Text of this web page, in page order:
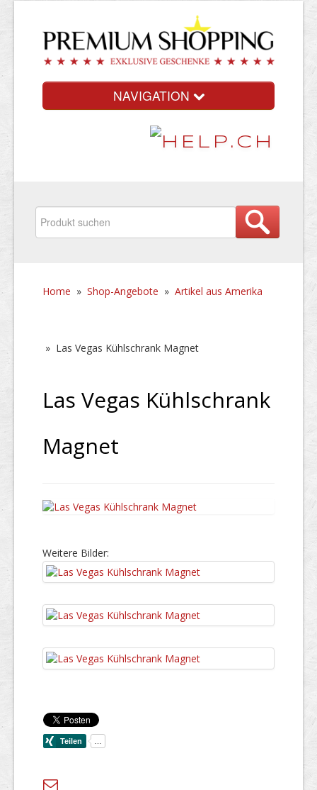
NAVIGATION
Home » Shop-Angebote » Artikel aus Amerika
» Las Vegas Kühlschrank Magnet
Las Vegas Kühlschrank
Magnet
Weitere Bilder: